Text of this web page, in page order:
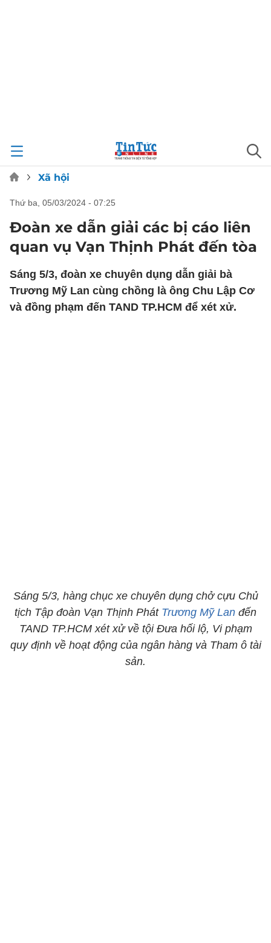
Xã hội
thứ ba, 05/03/2024 - 07:25
Đoàn xe dẫn giải các bị cáo liên
quan vụ Vạn Thịnh Phát đến tòa
Sáng 5/3, đoàn xe chuyên dụng dẫn giải bà
Trương Mỹ Lan cùng chồng là ông Chu Lập Cơ
và đồng phạm đến TAND TP.HCM để xét xử.
Sáng 5/3, hàng chục xe chuyên dụng chở cựu Chủ
tịch Tập đoàn Vạn Thịnh Phát Trương Mỹ Lan đến
TAND TP.HCM xét xử về tội Đưa hối lộ, Vi phạm
quy định về hoạt động của ngân hàng và Tham ô tài
sản.